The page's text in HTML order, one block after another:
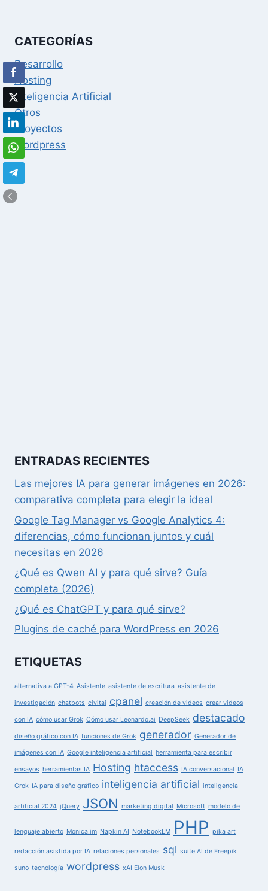
CATEGORÍAS
Desarrollo
Hosting
Inteligencia Artificial
Otros
Proyectos
Wordpress
ENTRADAS RECIENTES
Las mejores IA para generar imágenes en 2026:
comparativa completa para elegir la ideal
Google Tag Manager vs Google Analytics 4:
diferencias, cómo funcionan juntos y cuál
necesitas en 2026
¿Qué es Qwen AI y para qué sirve? Guía
completa (2026)
¿Qué es ChatGPT y para qué sirve?
Plugins de caché para WordPress en 2026
ETIQUETAS
alternativa a GPT-4 Asistente asistente de escritura asistente de
investigación chatbots civitai cpanel creación de videos crear videos
con IA cómo usar Grok Cómo usar Leonardo.ai DeepSeek destacado
diseño gráfico con IA funciones de Grok generador Generador de
imágenes con IA Google inteligencia artificial herramienta para escribir
ensayos herramientas IA Hosting htaccess IA conversacional IA
Grok IA para diseño gráfico inteligencia artificial inteligencia
artificial 2024 jQuery JSON marketing digital Microsoft modelo de
lenguaje abierto Monica.im Napkin AI NotebookLM PHP pika art
redacción asistida por IA relaciones personales sql suite AI de Freepik
suno tecnología wordpress xAI Elon Musk